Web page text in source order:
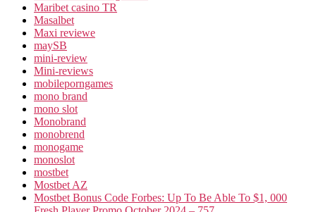
Maribet casino TR
Masalbet
Maxi reviewe
maySB
mini-review
Mini-reviews
mobileporngames
mono brand
mono slot
Monobrand
monobrend
monogame
monoslot
mostbet
Mostbet AZ
Mostbet Bonus Code Forbes: Up To Be Able To $1, 000